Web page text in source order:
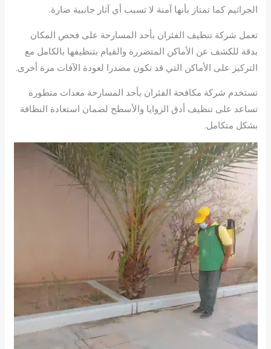
الجراثيم كما تمتاز بأنها آمنة لا تسبب أي آثار جانبية ضارة.
تعمل شركة تنظيف الفئران بأحد المسارحة على فحص المكان
بدقة للكشف عن الأماكن المتضررة والقيام بتنظيفها بالكامل مع
التركيز على الأماكن التي قد تكون مصدرا لعودة الآفات مرة أخرى.
تستخدم شركة مكافحة الفئران بأحد المسارحة معدات متطورة
تساعد على تنظيف أدق الزوايا والأسطح لضمان استعادة النظافة
بشكل متكامل.